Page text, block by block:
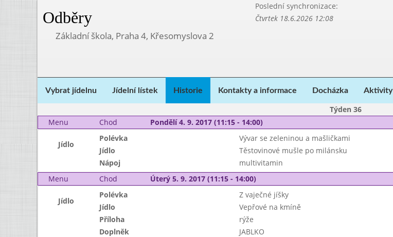
Odběry
Poslední synchronizace:
Čtvrtek 18.6.2026 12:08
Základní škola, Praha 4, Křesomyslova 2
Vybrat jídelnu Jídelní lístek Historie Kontakty a informace Docházka Aktivity
Týden 36
Menu
Chod Pondělí 4. 9. 2017 (11:15 - 14:00)
Jídlo
Polévka Vývar se zeleninou a mašličkami
Jídlo
Těstovinové mušle po milánsku
Nápoj
multivitamin
Menu
Chod Úterý 5. 9. 2017 (11:15 - 14:00)
Jídlo
Polévka Z vaječné jíšky
Jídlo
Vepřové na kmíně
Příloha
rýže
Doplněk
JABLKO